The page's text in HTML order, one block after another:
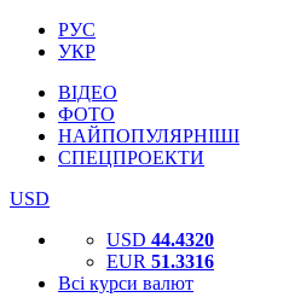
РУС
УКР
ВІДЕО
ФОТО
НАЙПОПУЛЯРНІШІ
СПЕЦПРОЕКТИ
USD
USD 44.4320
EUR 51.3316
Всі курси валют